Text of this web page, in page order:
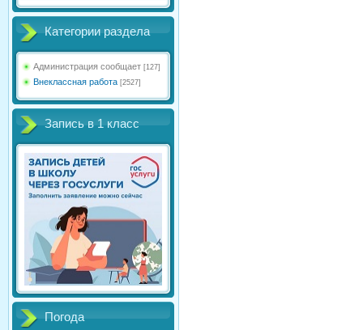
Категории раздела
Администрация сообщает [127]
Внеклассная работа [2527]
Запись в 1 класс
Погода